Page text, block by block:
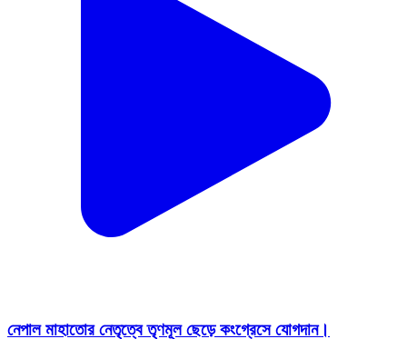
নেপাল মাহাতোর নেতৃত্বে তৃণমূল ছেড়ে কংগ্রেসে যোগদান।